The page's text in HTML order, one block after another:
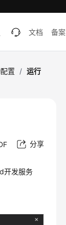
文档 备案
置 / 运行
分享
开发服务